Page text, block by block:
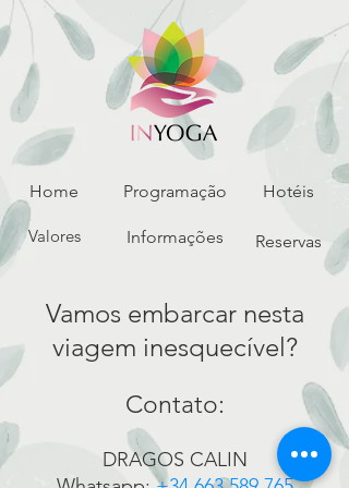
Home
Valores
Programação Hotéis
Informações Reservas
Vamos embarcar nesta
viagem inesquecível?
Contato:
DRAGOS CALIN